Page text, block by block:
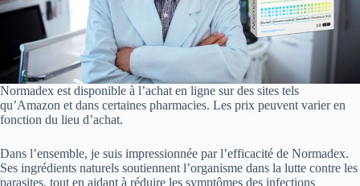
Normadex est disponible à l’achat en ligne sur des sites tels
qu’Amazon et dans certaines pharmacies. Les prix peuvent varier en
fonction du lieu d’achat.
Dans l’ensemble, je suis impressionnée par l’efficacité de Normadex.
Ses ingrédients naturels soutiennent l’organisme dans la lutte contre les
parasites, tout en aidant à réduire les symptômes des infections